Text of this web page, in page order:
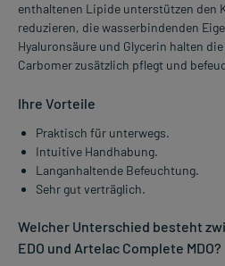
enthaltenen Lipide unterstützen den
reduzieren, die wasserbindenden
Hyaluronsäure und Glycerin halten
Carbomer zusätzlich pflegt und
Ihre Vorteile
Praktisch für unterwegs.
Intuitive Handhabung.
Langanhaltende Befeuchtung.
Sehr gut verträglich.
Welcher Unterschied besteht
EDO und Artelac Complete MDO?